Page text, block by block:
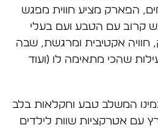
הפארק מציע חווית מפגש
קרוב עם הטבע ועם בעלי
חוויה אקטיבית ומרגשת, שבה
שהכי מתאימה לו (ועוד
המשלב טבע וחקלאות בלב
עם אטרקציות שוות לילדים